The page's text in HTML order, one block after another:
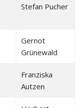
Stefan Pucher
Gernot
Grünewald
Franziska
Autzen